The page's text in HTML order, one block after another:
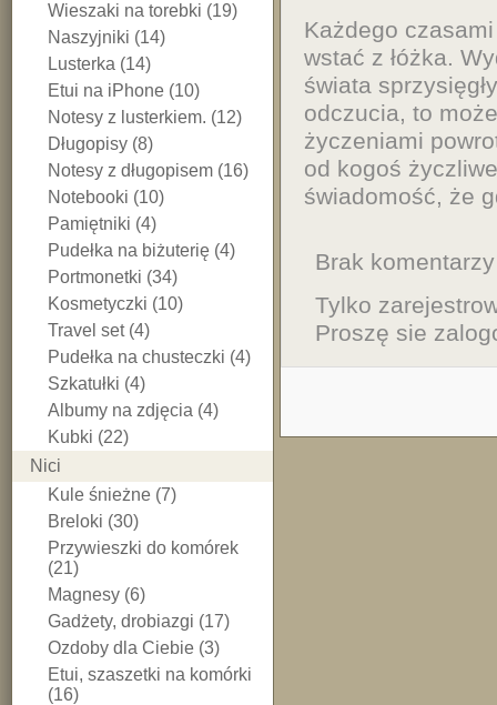
Wieszaki na torebki (19)
Naszyjniki (14)
Lusterka (14)
Etui na iPhone (10)
Notesy z lusterkiem. (12)
Długopisy (8)
Notesy z długopisem (16)
Notebooki (10)
Pamiętniki (4)
Pudełka na biżuterię (4)
Portmonetki (34)
Kosmetyczki (10)
Travel set (4)
Pudełka na chusteczki (4)
Szkatułki (4)
Albumy na zdjęcia (4)
Kubki (22)
Nici
Kule śnieżne (7)
Breloki (30)
Przywieszki do komórek
(21)
Magnesy (6)
Gadżety, drobiazgi (17)
Ozdoby dla Ciebie (3)
Etui, szaszetki na komórki
(16)
Każdego
wstać z łóżka.
świata
odczucia, to
życzeniami
od kogoś
świadomość, że
Brak
Tylko
Proszę sie